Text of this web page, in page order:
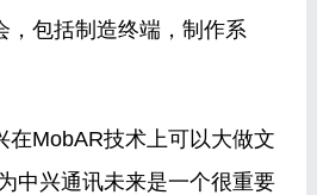
，包括制造终端，制作系
在MobAR技术上可以大做文
中兴通讯未来是一个很重要